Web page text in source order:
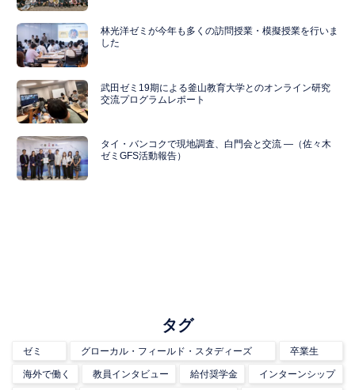
林光洋ゼミが今年も多くの訪問授業・模擬授業を行いま
した
武田ゼミ19期による釜山教育大学とのオンライン研究
交流プログラムレポート
タイ・バンコクで現地調査、白門会と交流 ―（佐々木
ゼミGFS活動報告）
タグ
ゼミ グローカル・フィールド・スタディーズ 卒業生
海外で働く 教員インタビュー 給付奨学金 インターンシップ